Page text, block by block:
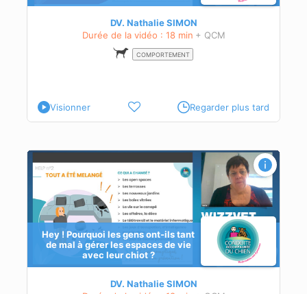
DV. Nathalie SIMON
Durée de la vidéo : 18 min + QCM
COMPORTEMENT
Visionner Regarder plus tard
Hey ! Pourquoi les gens ont-ils tant
de mal à gérer les espaces de vie
avec leur chiot ?
DV. Nathalie SIMON